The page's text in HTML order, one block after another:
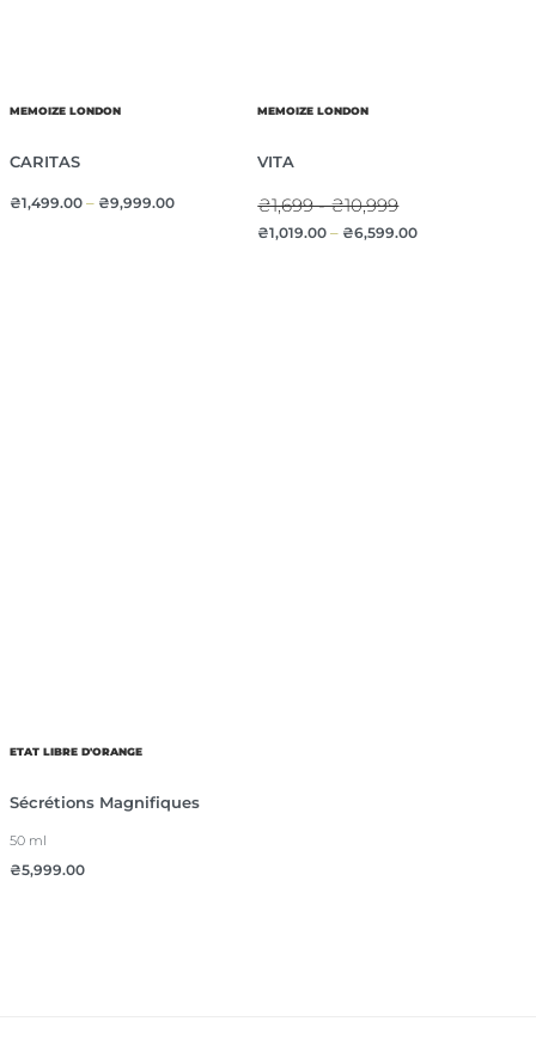
MEMOIZE LONDON
CARITAS
₴1,499.00– ₴9,999.00
MEMOIZE LONDON
VITA
₴1,699 - ₴10,999
₴1,019.00 – ₴6,599.00
ETAT LIBRE D'ORANGE
Sécrétions Magnifiques
50 ml
₴5,999.00